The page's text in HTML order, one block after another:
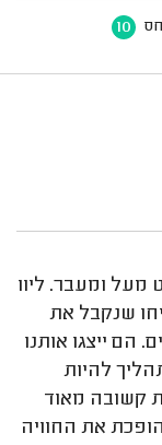
10
מעל ומעבר. ליוו
שנקבל את
הם ייצגו אותנו
להיות
קשובה מאוד
את החוויה